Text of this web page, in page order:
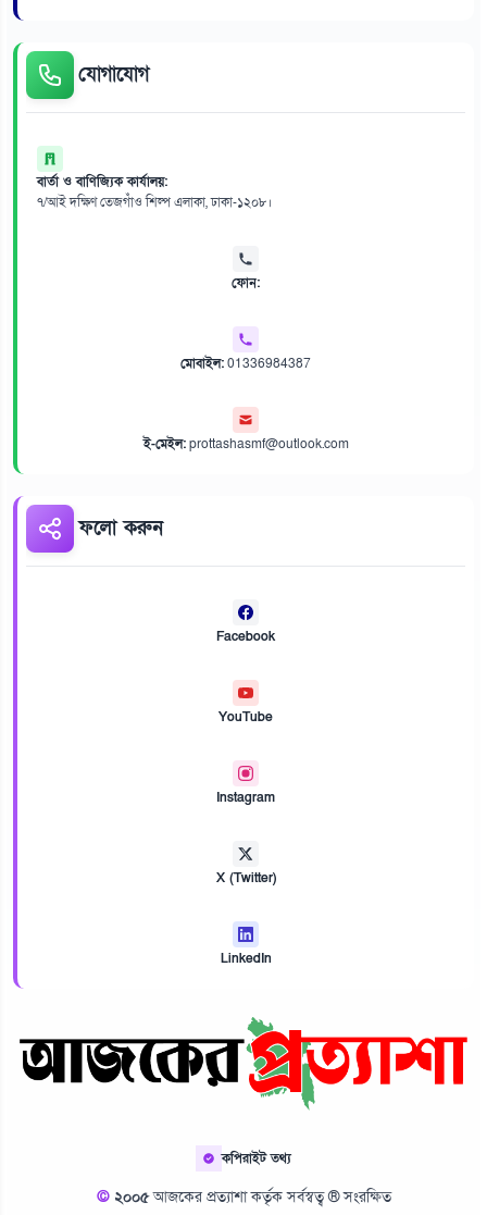
যোগাযোগ
বার্তা ও বাণিজ্যিক কার্যালয়:
৭/আই দক্ষিণ তেজগাঁও শিল্প এলাকা, ঢাকা-১২০৮।
ফোন:
মোবাইল:01336984387
ই-মেইল:prottashasmf@outlook.com
ফলো করুন
Facebook
YouTube
Instagram
X (Twitter)
LinkedIn
কপিরাইট তথ্য
© ২০০৫আজকের প্রত্যাশা কর্তৃক সর্বস্বত্ব ® সংরক্ষিত